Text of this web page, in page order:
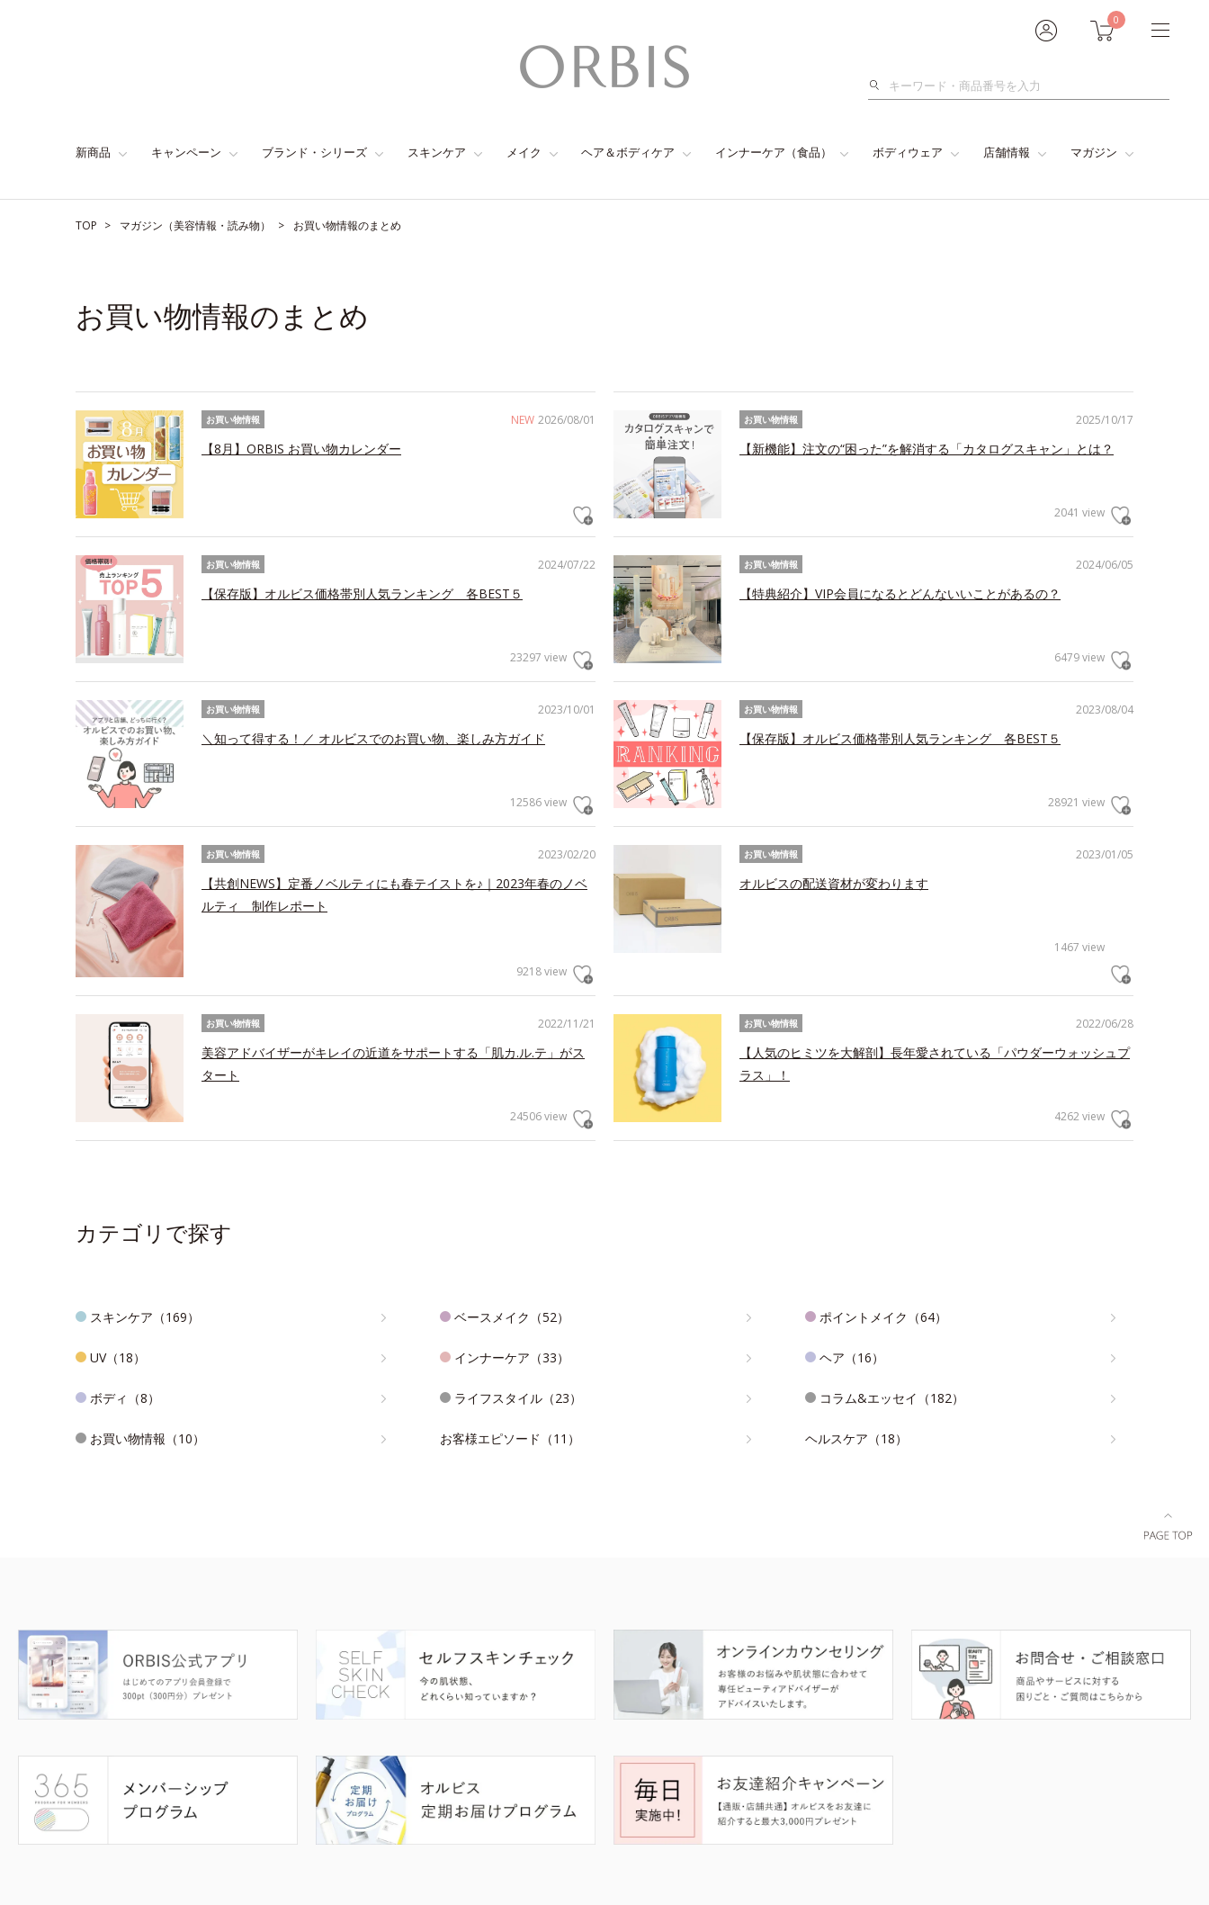
0
検
新商品 キャンペーン ブランド・シリーズ スキンケア メイク ヘア＆ボディケア インナーケア（食品） ボディウェア 店舗情報 マガジン
TOP マガジン（美容情報・読み物） お買い物情報のまとめ
お買い物情報のまとめ
NEW 2026/08/01
お買い物情報
【8月】ORBIS お買い物カレンダー
2025/10/17
お買い物情報
【新機能】注文の“困った”を解消する「カタログスキャン」とは？
2041 view
2024/07/22
お買い物情報
【保存版】オルビス価格帯別人気ランキング 各BEST５
23297 view
2024/06/05
お買い物情報
【特典紹介】VIP会員になるとどんないいことがあるの？
6479 view
2023/10/01
お買い物情報
＼知って得する！／ オルビスでのお買い物、楽しみ方ガイド
12586 view
2023/08/04
お買い物情報
【保存版】オルビス価格帯別人気ランキング 各BEST５
28921 view
2023/02/20
お買い物情報
【共創NEWS】定番ノベルティにも春テイストを♪｜2023年春のノベ
ルティ 制作レポート
9218 view
2023/01/05
お買い物情報
オルビスの配送資材が変わります
1467 view
2022/11/21
お買い物情報
美容アドバイザーがキレイの近道をサポートする「肌カ.ル.テ」がス
タート
24506 view
2022/06/28
お買い物情報
【人気のヒミツを大解剖】長年愛されている「パウダーウォッシュプ
ラス」！
4262 view
カテゴリで探す
スキンケア（169） ベースメイク（52） ポイントメイク（64）
UV（18） インナーケア（33） ヘア（16）
ボディ（8） ライフスタイル（23） コラム&エッセイ（182）
お買い物情報（10） お客様エピソード（11） ヘルスケア（18）